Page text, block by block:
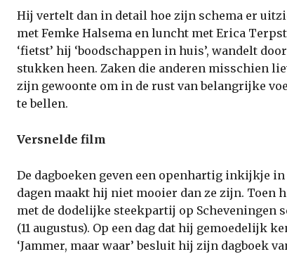
Hij vertelt dan in detail hoe zijn schema er
met Femke Halsema en luncht met Erica
‘fietst’ hij ‘boodschappen in huis’, wandelt
stukken heen. Zaken die anderen misschien
zijn gewoonte om in de rust van belangrijke
te bellen.
Versnelde film
De dagboeken geven een openhartig inkijkje
dagen maakt hij niet mooier dan ze zijn. Toen
met de dodelijke steekpartij op Scheveningen
(11 augustus). Op een dag dat hij gemoedelijk
‘Jammer, maar waar’ besluit hij zijn dagboek